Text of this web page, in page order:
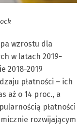
wzrostu dla
w latach 2019-
2018-2019
płatności – ich
aż o 14 proc., a
płatności
rozwijającym